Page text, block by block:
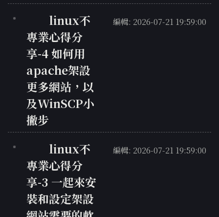
linux不
專業心得分
享-4 如何用
apache架設
更多網站，以
及WinSCP小
撇步
編輯: 2026-07-21 19:59:00
linux不
專業心得分
享-3 一起來安
裝和設定架設
編輯: 2026-07-21 19:59:00